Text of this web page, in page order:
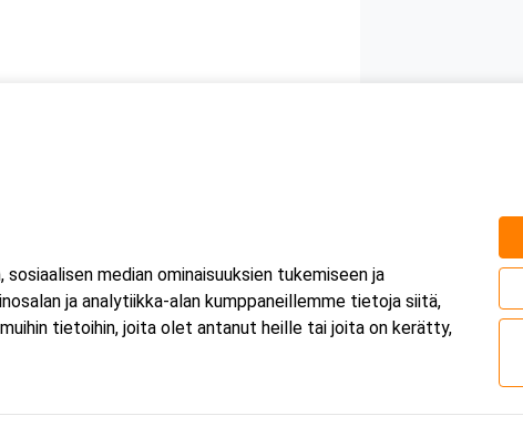
median ominaisuuksien tukemiseen ja
ja analytiikka-alan kumppaneillemme tietoja siitä,
tietoihin, joita olet antanut heille tai joita on kerätty,